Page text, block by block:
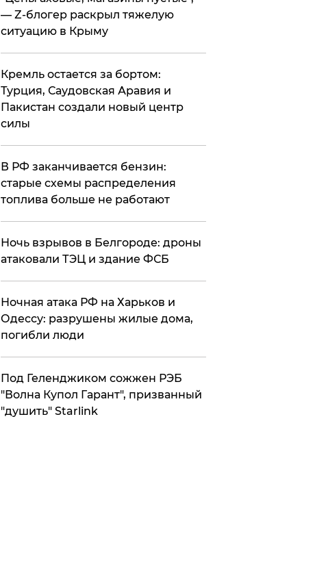
— Z-блогер раскрыл тяжелую
ситуацию в Крыму
​Кремль остается за бортом:
Турция, Саудовская Аравия и
Пакистан создали новый центр
силы
​В РФ заканчивается бензин:
старые схемы распределения
топлива больше не работают
​Ночь взрывов в Белгороде: дроны
атаковали ТЭЦ и здание ФСБ
​Ночная атака РФ на Харьков и
Одессу: разрушены жилые дома,
погибли люди
Под Геленджиком сожжен РЭБ
"Волна Купол Гарант", призванный
"душить" Starlink